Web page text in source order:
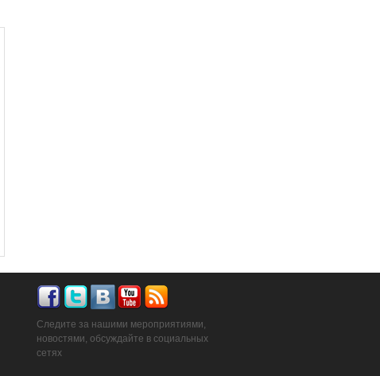
Следите за нашими мероприятиями,
новостями, обсуждайте в социальных
сетях